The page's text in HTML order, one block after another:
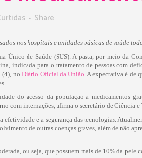
Share
nos hospitais e unidades básicas de saúde
de Saúde (SUS). A pasta, por meio da
indicada para o tratamento de pessoas com
(4), no Diário Oficial da União. A expectativa é de
do acesso da população a medicamentos
com internações, afirma o secretário de Ciência
e a segurança das tecnologias.
de outras doenças graves, além de não
ou seja, que possuem mais de 10% da